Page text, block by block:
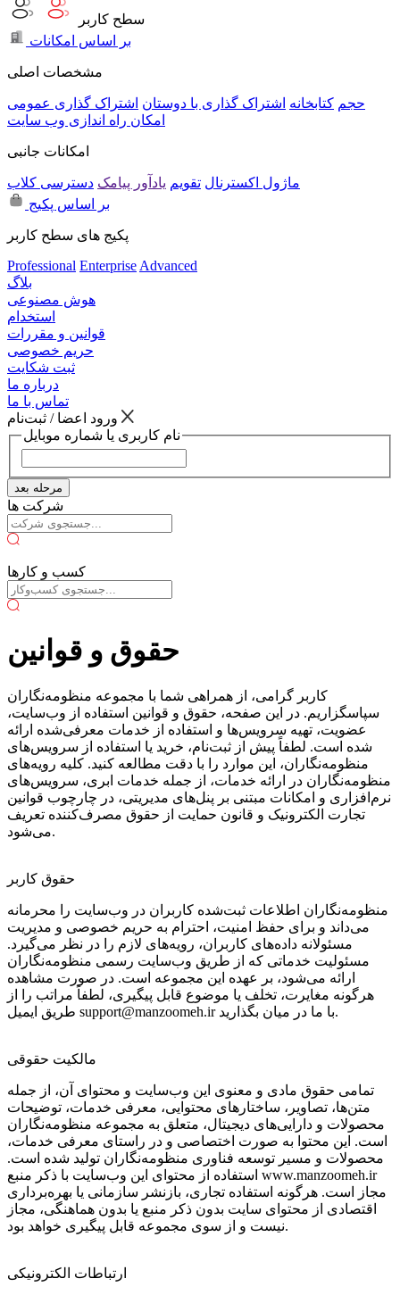
سطح کاربر
بر اساس امکانات
مشخصات اصلی
حجم کتابخانه اشتراک گذاری با دوستان اشتراک گذاری عمومی
امکان راه اندازی وب سایت
امکانات جانبی
ماژول اکسترنال تقویم یادآور پیامک دسترسی کلاب
بر اساس پکیج
پکیج های سطح کاربر
Professional EnterpriseAdvanced
بلاگ
هوش مصنوعی
استخدام
قوانین و مقررات
حریم خصوصی
ثبت شکایت
درباره ما
تماس با ما
نام کاربری یا شماره موبایل
مرحله بعد
شرکت ها
کسب و کارها
حقوق و قوانین
کاربر گرامی، از همراهی شما با مجموعه منظومه‌نگاران
سپاسگزاریم. در این صفحه، حقوق و قوانین استفاده از وب‌سایت،
عضویت، تهیه سرویس‌ها و استفاده از خدمات معرفی‌شده ارائه
شده است. لطفاً پیش از ثبت‌نام، خرید یا استفاده از سرویس‌های
منظومه‌نگاران، این موارد را با دقت مطالعه کنید. کلیه رویه‌های
منظومه‌نگاران در ارائه خدمات، از جمله خدمات ابری، سرویس‌های
نرم‌افزاری و امکانات مبتنی بر پنل‌های مدیریتی، در چارچوب قوانین
تجارت الکترونیک و قانون حمایت از حقوق مصرف‌کننده تعریف
می‌شود.
حقوق کاربر
منظومه‌نگاران اطلاعات ثبت‌شده کاربران در وب‌سایت را محرمانه
می‌داند و برای حفظ امنیت، احترام به حریم خصوصی و مدیریت
مسئولانه داده‌های کاربران، رویه‌های لازم را در نظر می‌گیرد.
مسئولیت خدماتی که از طریق وب‌سایت رسمی منظومه‌نگاران
ارائه می‌شود، بر عهده این مجموعه است. در صورت مشاهده
هرگونه مغایرت، تخلف یا موضوع قابل پیگیری، لطفاً مراتب را از
طریق ایمیل support@manzoomeh.ir با ما در میان بگذارید.
مالکیت حقوقی
تمامی حقوق مادی و معنوی این وب‌سایت و محتوای آن، از جمله
متن‌ها، تصاویر، ساختارهای محتوایی، معرفی خدمات، توضیحات
محصولات و دارایی‌های دیجیتال، متعلق به مجموعه منظومه‌نگاران
است. این محتوا به صورت اختصاصی و در راستای معرفی خدمات،
محصولات و مسیر توسعه فناوری منظومه‌نگاران تولید شده است.
استفاده از محتوای این وب‌سایت با ذکر منبع www.manzoomeh.ir
مجاز است. هرگونه استفاده تجاری، بازنشر سازمانی یا بهره‌برداری
اقتصادی از محتوای سایت بدون ذکر منبع یا بدون هماهنگی، مجاز
نیست و از سوی مجموعه قابل پیگیری خواهد بود.
ارتباطات الکترونیکی